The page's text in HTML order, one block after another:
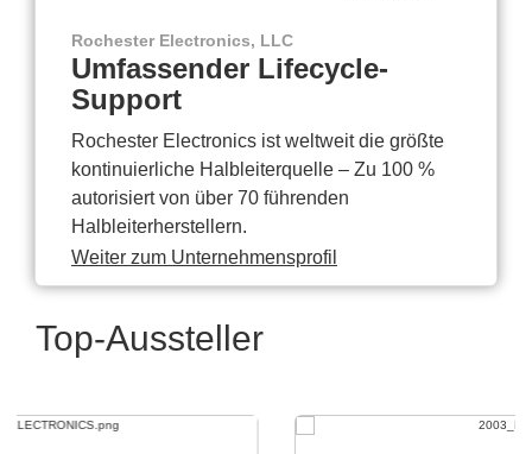
Rochester Electronics, LLC
Umfassender Lifecycle-
Support
Rochester Electronics ist weltweit die größte
kontinuierliche Halbleiterquelle – Zu 100 %
autorisiert von über 70 führenden
Halbleiterherstellern.
Weiter zum Unternehmensprofil
Top-Aussteller